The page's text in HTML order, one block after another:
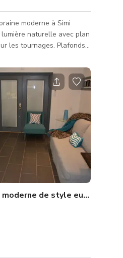
moderne à Simi
naturelle avec plan
les tournages. Plafonds
de style européen